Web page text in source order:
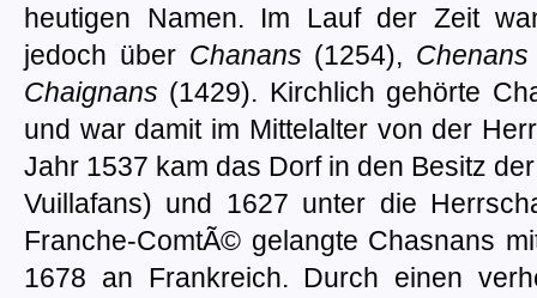
heutigen Namen. Im Lauf der Zeit
jedoch über Chanans (1254), Chenans
Chaignans (1429). Kirchlich gehörte
und war damit im Mittelalter von der
Jahr 1537 kam das Dorf in den Besitz
Vuillafans) und 1627 unter die
Franche-ComtÃ© gelangte Chasnans
1678 an Frankreich. Durch einen